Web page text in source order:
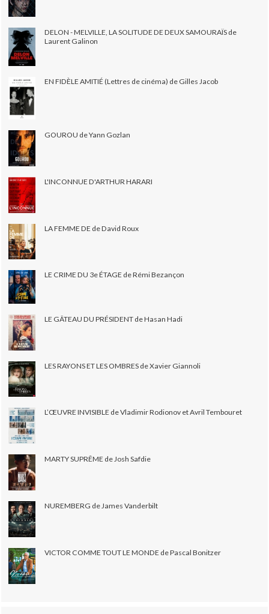
DELON - MELVILLE, LA SOLITUDE DE DEUX SAMOURAÏS de
Laurent Galinon
EN FIDÈLE AMITIÉ (Lettres de cinéma) de Gilles Jacob
GOUROU de Yann Gozlan
L'INCONNUE D'ARTHUR HARARI
LA FEMME DE de David Roux
LE CRIME DU 3e ÉTAGE de Rémi Bezançon
LE GÂTEAU DU PRÉSIDENT de Hasan Hadi
LES RAYONS ET LES OMBRES de Xavier Giannoli
L’ŒUVRE INVISIBLE de Vladimir Rodionov et Avril Tembouret
MARTY SUPRÊME de Josh Safdie
NUREMBERG de James Vanderbilt
VICTOR COMME TOUT LE MONDE de Pascal Bonitzer